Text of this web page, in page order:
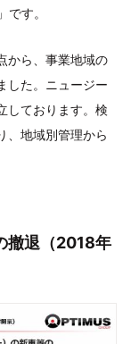
す。
から、事業地域の
した。ニュージー
しております。検
、地域別管理から
撤退（2018年